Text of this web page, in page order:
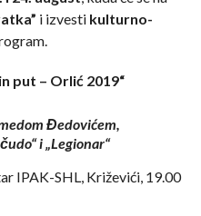
i izvesti kulturno-
put – Orlić 2019“
Đedovićem,
i „Legionar“
IPAK-SHL, Križevići, 19.00